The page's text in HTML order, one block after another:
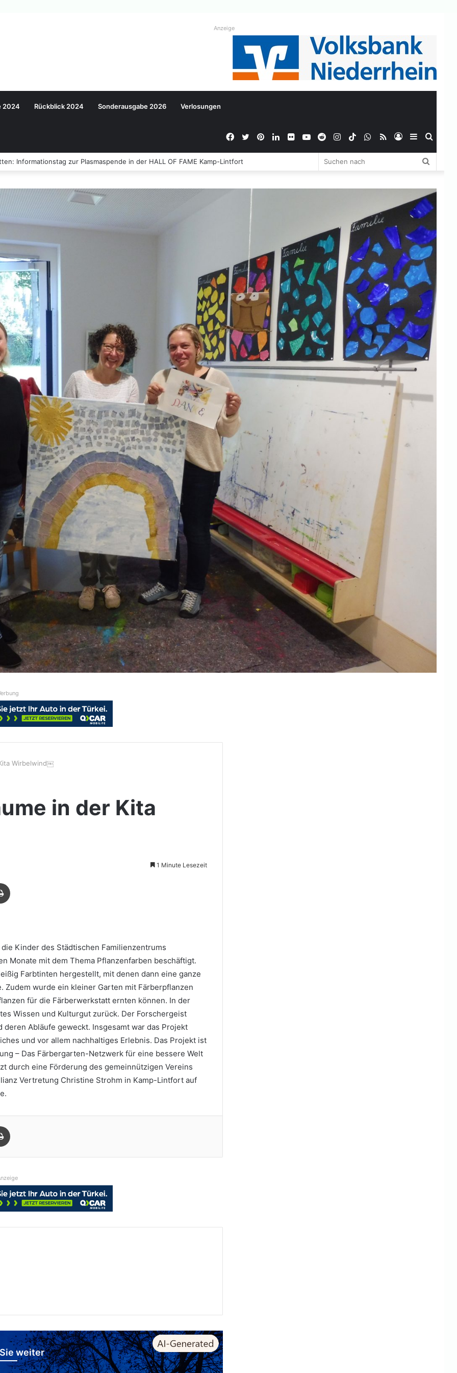
Anzeige
2024 Rückblick 2024 Sonderausgabe 2026 Verlosungen
Sidebar
Anmelden
RSS
WhatsApp
TikTok
Instagram
Reddit
YouTube
Flickr
LinkedIn
Pinterest
Twitter
Facebook
Informationstag zur Plasmaspende in der HALL OF FAME Kamp-Lintfort
Wirbelwind￼
in der Kita
1 Minute Lesezeit
Kinder des Städtischen Familienzentrums
Monate mit dem Thema Pflanzenfarben beschäftigt.
Farbtinten hergestellt, mit denen dann eine ganze
wurde ein kleiner Garten mit Färberpflanzen
für die Färberwerkstatt ernten können. In der
Wissen und Kulturgut zurück. Der Forschergeist
Abläufe geweckt. Insgesamt war das Projekt
und vor allem nachhaltiges Erlebnis. Das Projekt ist
– Das Färbergarten-Netzwerk für eine bessere Welt
durch eine Förderung des gemeinnützigen Vereins
Vertretung Christine Strohm in Kamp-Lintfort auf
weiter